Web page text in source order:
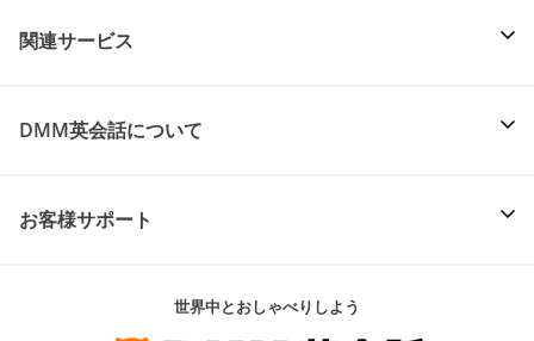
関連サービス
DMM英会話について
お客様サポート
世界中とおしゃべりしよう